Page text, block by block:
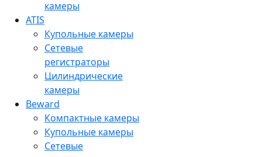
камеры
ATIS
Купольные камеры
Сетевые
регистраторы
Цилиндрические
камеры
Beward
Компактные камеры
Купольные камеры
Сетевые